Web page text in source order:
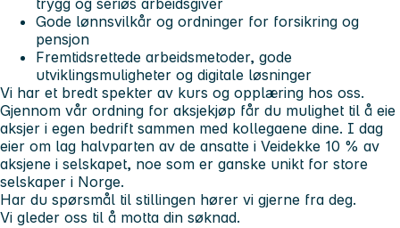
trygg og seriøs arbeidsgiver
Gode lønnsvilkår og ordninger for forsikring og
pensjon
Fremtidsrettede arbeidsmetoder, gode
utviklingsmuligheter og digitale løsninger
Vi har et bredt spekter av kurs og opplæring hos oss.
Gjennom vår ordning for aksjekjøp får du mulighet til å eie
aksjer i egen bedrift sammen med kollegaene dine. I dag
eier om lag halvparten av de ansatte i Veidekke 10 % av
aksjene i selskapet, noe som er ganske unikt for store
selskaper i Norge.
Har du spørsmål til stillingen hører vi gjerne fra deg.
Vi gleder oss til å motta din søknad.